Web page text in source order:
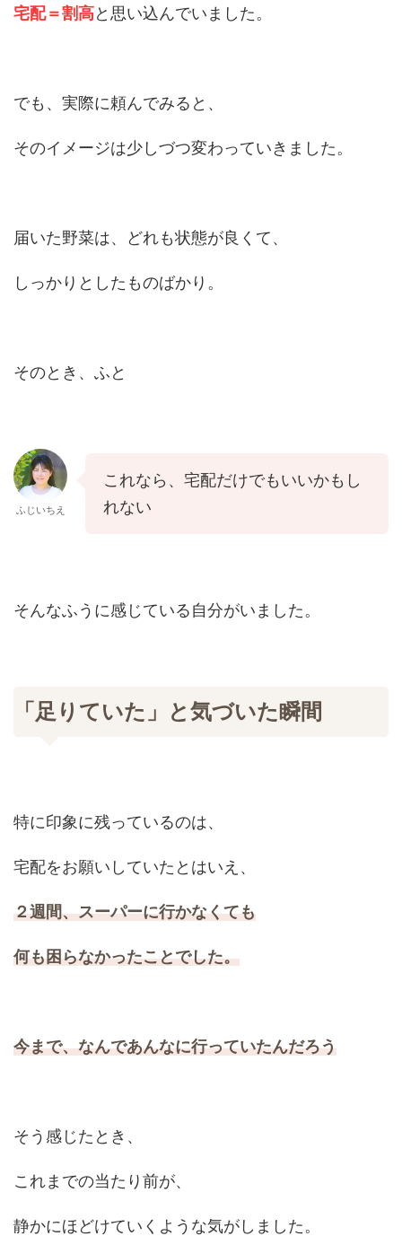
宅配＝割高と思い込んでいました。
でも、実際に頼んでみると、
そのイメージは少しづつ変わっていきました。
届いた野菜は、どれも状態が良くて、
しっかりとしたものばかり。
そのとき、ふと
ふじいちえ
これなら、宅配だけでもいいかもし
れない
そんなふうに感じている自分がいました。
「足りていた」と気づいた瞬間
特に印象に残っているのは、
宅配をお願いしていたとはいえ、
２週間、スーパーに行かなくても
何も困らなかったことでした。
今まで、なんであんなに行っていたんだろう
そう感じたとき、
これまでの当たり前が、
静かにほどけていくような気がしました。